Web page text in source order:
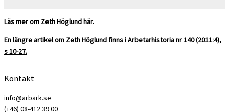
Läs mer om Zeth Höglund här.
En längre artikel om Zeth Höglund finns i Arbetarhistoria nr 140 (2011:4),
s 10-27.
Kontakt
info@arbark.se
(+46) 08-412 39 00